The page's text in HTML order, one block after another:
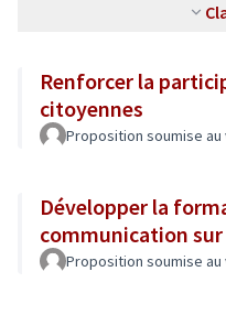
Renforcer la
citoyennes
Proposition soumise au
Développer la
communication
Proposition soumise au